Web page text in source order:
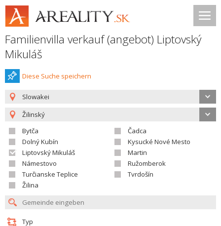
Familienvilla verkauf (angebot) Liptovský
Mikuláš
Diese Suche speichern
Slowakei
Žilinský
Bytča
Čadca
Dolný Kubín
Kysucké Nové Mesto
Liptovský Mikuláš
Martin
Námestovo
Ružomberok
Turčianske Teplice
Tvrdošín
Žilina
Typ